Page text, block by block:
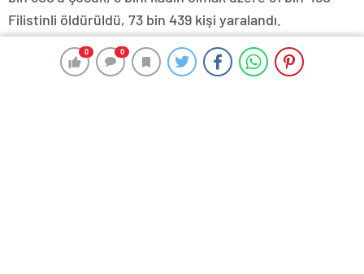
0 0
0 0
Filistinli öldürüldü, 73 bin 439 kişi yaralandı.
Enkaz altında halen binlerce ölü olduğu bildirilirken,
halkın sığındığı hastane ve eğitim kurumları hedef